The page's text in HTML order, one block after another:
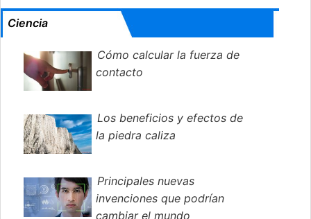
Ciencia
Cómo calcular la fuerza de
contacto
Los beneficios y efectos de
la piedra caliza
Principales nuevas
invenciones que podrían
cambiar el mundo